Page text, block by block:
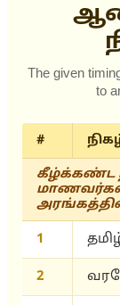
The given
to
#
கீழ்க்கண்ட
மாணவர்கள்
1
2